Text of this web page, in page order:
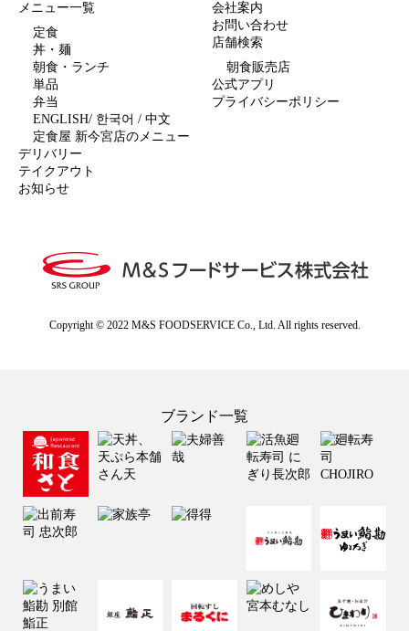
メニュー一覧
定食
丼・麺
朝食・ランチ
単品
弁当
ENGLISH/ 한국어 / 中文
定食屋 新今宮店のメニュー
デリバリー
テイクアウト
お知らせ
会社案内
お問い合わせ
店舗検索
朝食販売店
公式アプリ
プライバシーポリシー
Copyright © 2022 M&S FOODSERVICE Co., Ltd. All rights reserved.
ブランド一覧